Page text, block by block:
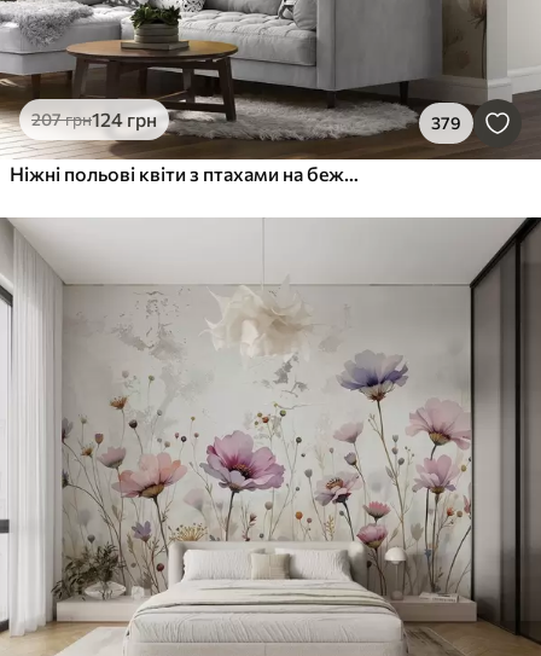
207грн124 грн 379
Ніжні польові квіти з птахами на бежевому тлі